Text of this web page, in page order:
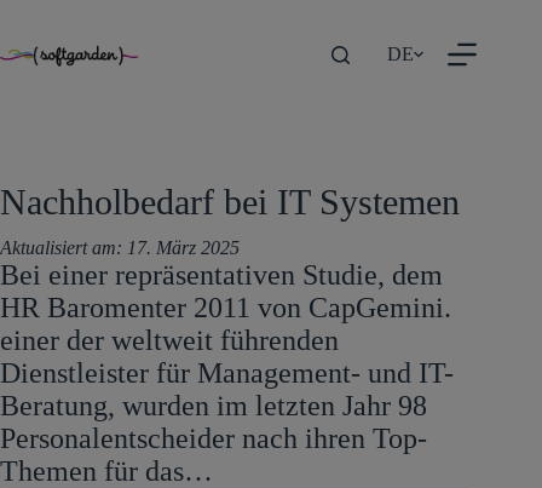
Inhalt
DE
Nachholbedarf bei IT Systemen
Aktualisiert am: 17. März 2025
Bei einer repräsentativen Studie, dem
HR Baromenter 2011 von CapGemini.
einer der weltweit führenden
Dienstleister für Management- und IT-
Beratung, wurden im letzten Jahr 98
Personalentscheider nach ihren Top-
Themen für das…